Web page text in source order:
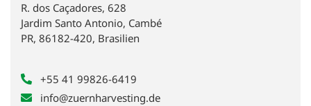
R. dos Caçadores, 628
Jardim Santo Antonio, Cambé
PR, 86182-420, Brasilien
+55 41 99826-6419
info@zuernharvesting.de